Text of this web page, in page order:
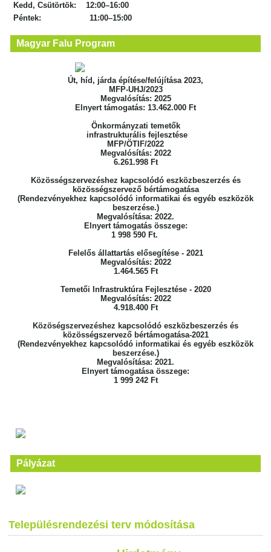
Kedd, Csütörtök: 12:00–16:00
Péntek: 11:00–15:00
Magyar Falu Program
Út, híd, járda építése/felújítása 2023,
MFP-UHJ/2023
Megvalósítás: 2025
Elnyert támogatás: 13.462.000 Ft
Önkormányzati temetők
infrastrukturális fejlesztése
MFP/ÖTIF/2022
Megvalósítás: 2022
6.261.998 Ft
Közösségszervezéshez kapcsolódó eszközbeszerzés és
közösségszervező bértámogatása
(Rendezvényekhez kapcsolódó informatikai és egyéb eszközök
beszerzése.)
Megvalósítása: 2022.
Elnyert támogatás összege:
1 998 590 Ft.
Felelős állattartás elősegítése - 2021
Megvalósítás: 2022
1.464.565 Ft
Temetői Infrastruktúra Fejlesztése - 2020
Megvalósítás: 2022
4.918.400 Ft
Közöségszervezéshez kapcsolódó eszközbeszerzés és
közösségszervező bértámogatása-2021
(Rendezvényekhez kapcsolódó informatikai és egyéb eszközök
beszerzése.)
Megvalósítása: 2021.
Elnyert támogatása összege:
1 999 242 Ft
Pályázat
Településrendezési terv módosítása